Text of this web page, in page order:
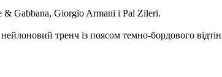
& Gabbana, Giorgio Armani і Pal Zileri.
тренч із поясом темно-бордового